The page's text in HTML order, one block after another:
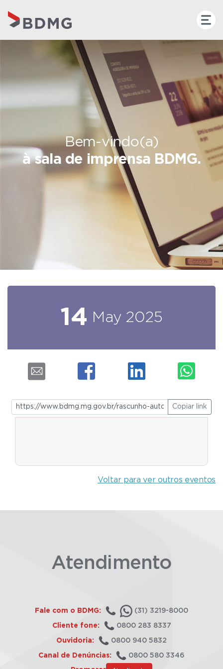
Bem-vindo(a)
à sala de imprensa BDMG.
14 May 2025
Copiar link
Voltar para ver outros eventos
Atendimento
Fale com o BDMG: (31) 3219-8000
Cliente fone: 0800 283 8337
Ouvidoria: 0800 940 5832
Canal de Denúncias: 0800 580 3346